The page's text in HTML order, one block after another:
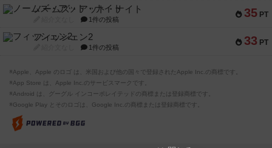
35 PT
ノームズ・アット・ナイト
1件の投稿
33 PT
フィッシェン2
1件の投稿
※Apple、Apple のロゴ は、米国および他の国々で登録されたApple Inc.の商標です。
※App Store は、Apple Inc.のサービスマークです。
※Android は、グーグル インコーポレイテッドの商標または登録商標です。
※Google Play とそのロゴは、Google Inc.の商標または登録商標です。